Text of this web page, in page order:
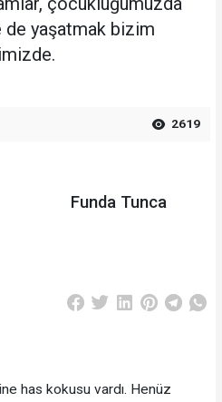
de yaşatmak bizim
2619
Funda Tunca
has kokusu vardı. Henüz